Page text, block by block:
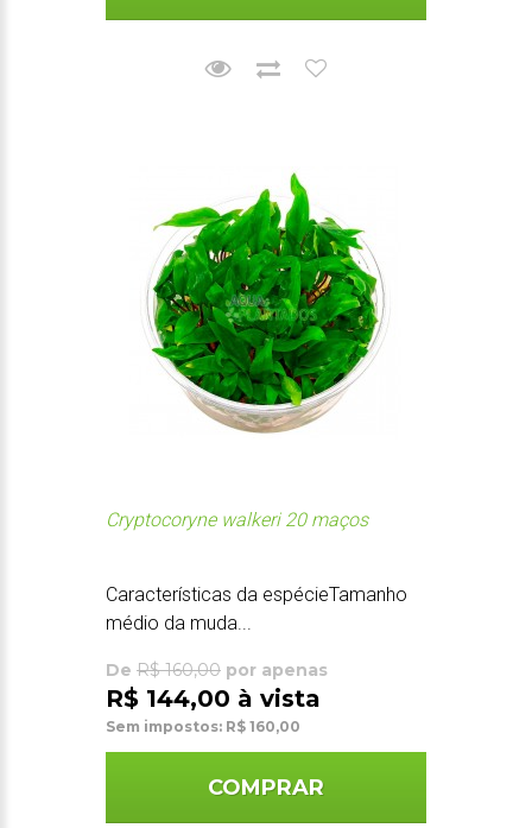
Cryptocoryne walkeri 20 maços
Características da espécieTamanho
médio da muda...
De R$ 160,00 por apenas
R$ 144,00 à vista
Sem impostos: R$ 160,00
COMPRAR